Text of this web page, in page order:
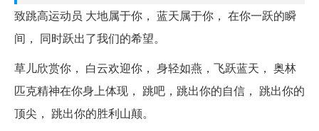
致跳高运动员 大地属于你， 蓝天属于你， 在你一跃的瞬
间， 同时跃出了我们的希望。
草儿欣赏你， 白云欢迎你， 身轻如燕，飞跃蓝天， 奥林
匹克精神在你身上体现， 跳吧，跳出你的自信， 跳出你的
顶尖， 跳出你的胜利山颠。